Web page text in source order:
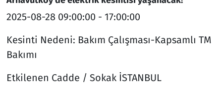
2025-08-28 09:00:00 - 17:00:00
Kesinti Nedeni: Bakım Çalışması-Kapsamlı TM
Bakımı
Etkilenen Cadde / Sokak İSTANBUL